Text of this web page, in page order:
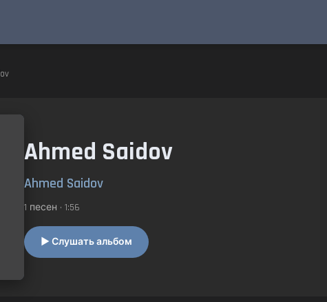
Ahmed Saidov
Ahmed Saidov
1 песен • 1:56
▶ Слушать альбом